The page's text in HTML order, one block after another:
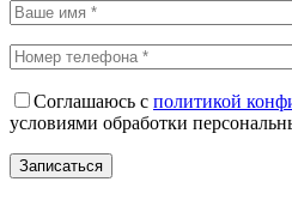
Соглашаюсь с политикой
условиями обработки